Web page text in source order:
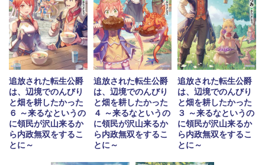
追放された転生公爵
は、辺境でのんびり
と畑を耕したかった
６ ～来るなというの
に領民が沢山来るか
ら内政無双をするこ
とに～
追放された転生公爵
は、辺境でのんびり
と畑を耕したかった
４ ～来るなというの
に領民が沢山来るか
ら内政無双をするこ
とに～
追放された転生公爵
は、辺境でのんびり
と畑を耕したかった
３ ～来るなというの
に領民が沢山来るか
ら内政無双をするこ
とに～